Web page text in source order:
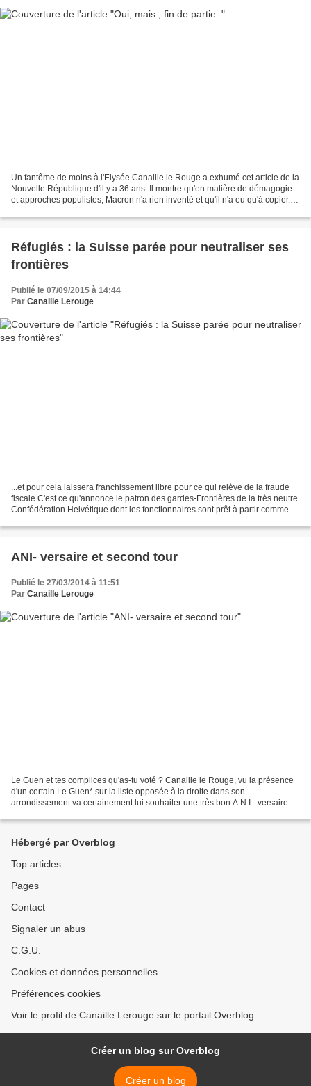
Un fantôme de moins à l'Elysée Canaille le Rouge a exhumé cet article de la
Nouvelle République d'il y a 36 ans. Il montre qu'en matière de démagogie
et approches populistes, Macron n'a rien inventé et qu'il n'a eu qu'à copier.
Réfugiés : la Suisse parée pour neutraliser ses
frontières
Publié le 07/09/2015 à 14:44
Par Canaille Lerouge
...et pour cela laissera franchissement libre pour ce qui relève de la fraude
fiscale C'est ce qu'annonce le patron des gardes-Frontières de la très neutre
Confédération Helvétique dont les fonctionnaires sont prêt à partir comme
ANI- versaire et second tour
Publié le 27/03/2014 à 11:51
Par Canaille Lerouge
Le Guen et tes complices qu'as-tu voté ? Canaille le Rouge, vu la présence
d'un certain Le Guen* sur la liste opposée à la droite dans son
arrondissement va certainement lui souhaiter une très bon A.N.I. -versaire.
Hébergé par Overblog
Top articles
Pages
Contact
Signaler un abus
C.G.U.
Cookies et données personnelles
Préférences cookies
Voir le profil de Canaille Lerouge sur le portail Overblog
Créer un blog sur Overblog
Créer un blog